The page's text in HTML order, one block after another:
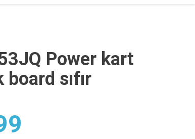
Power kart
board sıfır